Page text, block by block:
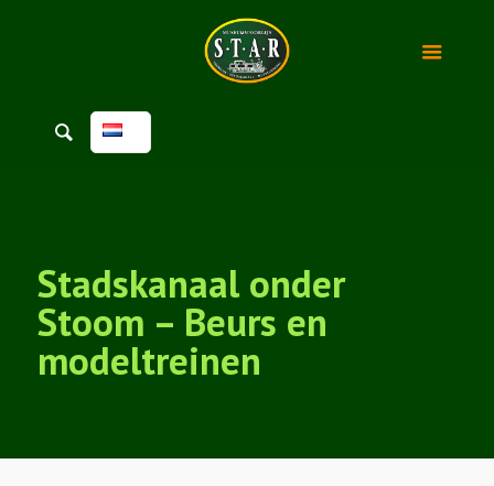
Stadskanaal onder
Stoom – Beurs en
modeltreinen